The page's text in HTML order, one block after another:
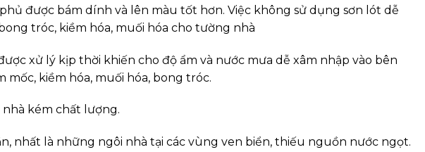
được bám dính và lên màu tốt hơn. Việc không sử dụng sơn lót dễ
tróc, kiềm hóa, muối hóa cho tường nhà
xử lý kịp thời khiến cho độ ẩm và nước mưa dễ xâm nhập vào bên
kiềm hóa, muối hóa, bong tróc.
nhà kém chất lượng.
nhất là những ngôi nhà tại các vùng ven biển, thiếu nguồn nước ngọt.